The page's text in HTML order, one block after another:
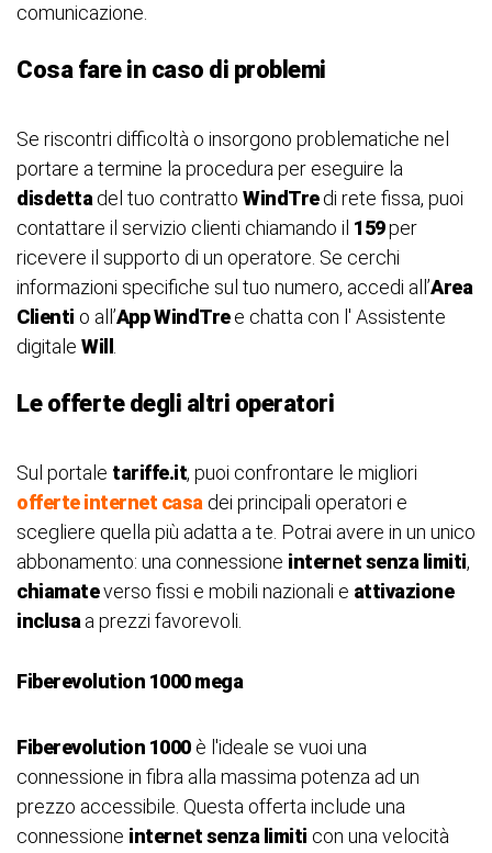
comunicazione.
Cosa fare in caso di problemi
Se riscontri difficoltà o insorgono problematiche nel
portare a termine la procedura per eseguire la
disdetta del tuo contratto WindTredi rete fissa, puoi
contattare il servizio clienti chiamando il 159per
ricevere il supporto di un operatore. Se cerchi
informazioni specifiche sul tuo numero, accedi all’Area
Clienti o all’AppWindTree chatta con l' Assistente
digitale Will
Le offerte degli altri operatori
Sul portale tariffe.it, puoi confrontare le migliori
offerte internet casa dei principali operatori e
scegliere quella più adatta a te. Potrai avere in un unico
abbonamento: una connessione internet senza limiti,
chiamateverso fissi e mobili nazionali e attivazione
inclusa a prezzi favorevoli.
Fiberevolution 1000 mega
Fiberevolution 1000è l'ideale se vuoi una
connessione in fibra alla massima potenza ad un
prezzo accessibile. Questa offerta include una
connessione internet senza limiti con una velocità